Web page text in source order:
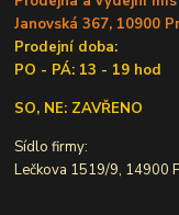
Janovská 367, 10900
Prodejní doba:
PO - PÁ: 13 - 19 hod
SO, NE: ZAVŘENO
Sídlo firmy:
Lečkova 1519/9, 14900